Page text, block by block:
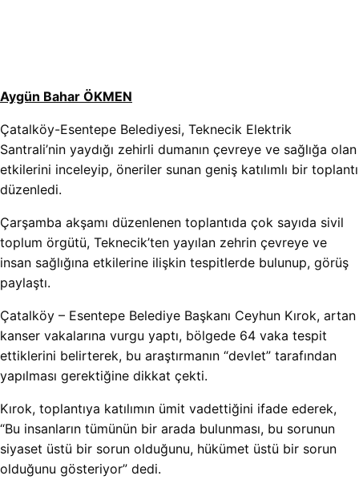
Aygün Bahar ÖKMEN
Çatalköy-Esentepe Belediyesi, Teknecik Elektrik
Santrali’nin yaydığı zehirli dumanın çevreye ve sağlığa olan
etkilerini inceleyip, öneriler sunan geniş katılımlı bir toplantı
düzenledi.
Çarşamba akşamı düzenlenen toplantıda çok sayıda sivil
toplum örgütü, Teknecik’ten yayılan zehrin çevreye ve
insan sağlığına etkilerine ilişkin tespitlerde bulunup, görüş
paylaştı.
Çatalköy – Esentepe Belediye Başkanı Ceyhun Kırok, artan
kanser vakalarına vurgu yaptı, bölgede 64 vaka tespit
ettiklerini belirterek, bu araştırmanın “devlet” tarafından
yapılması gerektiğine dikkat çekti.
Kırok, toplantıya katılımın ümit vadettiğini ifade ederek,
“Bu insanların tümünün bir arada bulunması, bu sorunun
siyaset üstü bir sorun olduğunu, hükümet üstü bir sorun
olduğunu gösteriyor” dedi.